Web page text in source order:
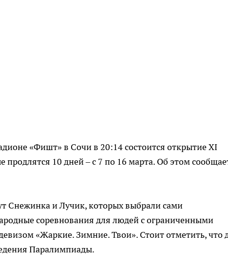
«Фишт» в Сочи в 20:14 состоится открытие XI
10 дней – с 7 по 16 марта. Об этом
Снежинка и Лучик, которых выбрали сами
соревнования для людей с ограниченными
«Жаркие. Зимние. Твои». Стоит отметить, что
Паралимпиады.